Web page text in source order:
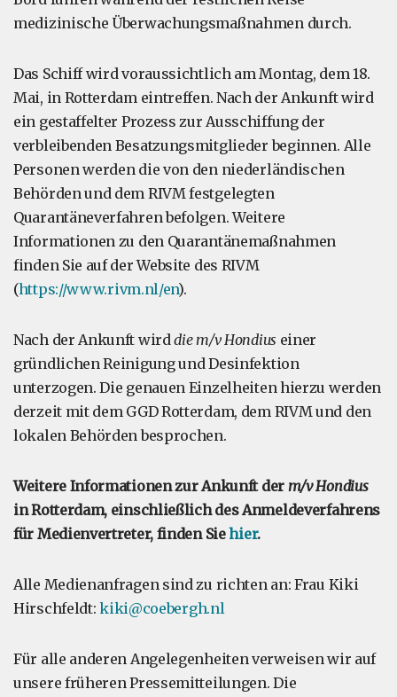
medizinische Überwachungsmaßnahmen durch.
Das Schiff wird voraussichtlich am Montag, dem 18.
Mai, in Rotterdam eintreffen. Nach der Ankunft wird
ein gestaffelter Prozess zur Ausschiffung der
verbleibenden Besatzungsmitglieder beginnen. Alle
Personen werden die von den niederländischen
Behörden und dem RIVM festgelegten
Quarantäneverfahren befolgen. Weitere
Informationen zu den Quarantänemaßnahmen
finden Sie auf der Website des RIVM
(https://www.rivm.nl/en).
Nach der Ankunft wirddie m/v Hondius einer
gründlichen Reinigung und Desinfektion
unterzogen. Die genauen Einzelheiten hierzu werden
derzeit mit dem GGD Rotterdam, dem RIVM und den
lokalen Behörden besprochen.
Weitere Informationen zur Ankunft der m/v Hondius
in Rotterdam, einschließlich des Anmeldeverfahrens
für Medienvertreter, finden Siehier.
Alle Medienanfragen sind zu richten an: Frau Kiki
Hirschfeldt:kiki@coebergh.nl
Für alle anderen Angelegenheiten verweisen wir auf
unsere früheren Pressemitteilungen. Die